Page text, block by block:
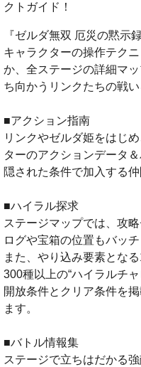
クトガイド！
『ゼルダ無双 厄災の黙示
キャラクターの操作テク
か、全ステージの詳細マ
ち向かうリンクたちの戦
■アクション指南
リンクやゼルダ姫をはじ
ターのアクションデータ
隠された条件で加入する
■ハイラル探求
ステージマップでは、攻
ログや宝箱の位置もバッチ
また、やり込み要素となる
300種以上の“ハイラルチャ
開放条件とクリア条件を
ます。
■バトル情報集
ステージで立ちはだかる